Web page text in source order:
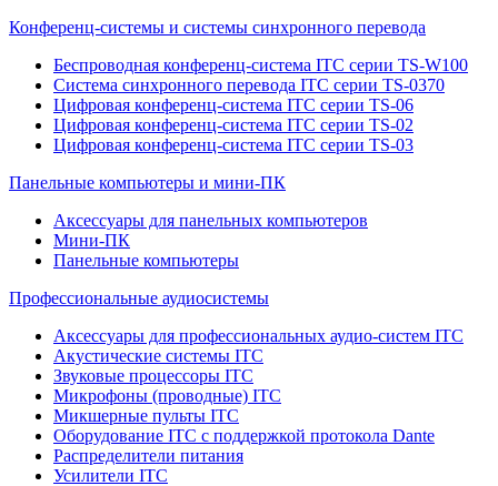
Конференц-системы и системы синхронного перевода
Беспроводная конференц-система ITC серии TS-W100
Система синхронного перевода ITC серии TS-0370
Цифровая конференц-система ITC серии TS-06
Цифровая конференц-система ITC серии TS-02
Цифровая конференц-система ITC серии TS-03
Панельные компьютеры и мини-ПК
Аксессуары для панельных компьютеров
Мини-ПК
Панельные компьютеры
Профессиональные аудиосистемы
Аксессуары для профессиональных аудио-систем ITC
Акустические системы ITC
Звуковые процессоры ITC
Микрофоны (проводные) ITC
Микшерные пульты ITC
Оборудование ITC с поддержкой протокола Dante
Распределители питания
Усилители ITC